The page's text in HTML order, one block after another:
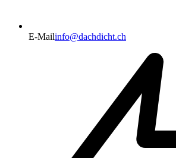
E-Mailinfo@dachdicht.ch